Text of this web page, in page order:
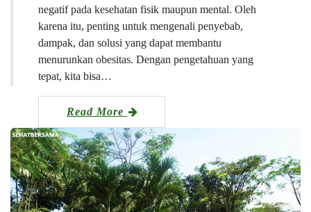
negatif pada kesehatan fisik maupun mental. Oleh
karena itu, penting untuk mengenali penyebab,
dampak, dan solusi yang dapat membantu
menurunkan obesitas. Dengan pengetahuan yang
tepat, kita bisa…
Read More